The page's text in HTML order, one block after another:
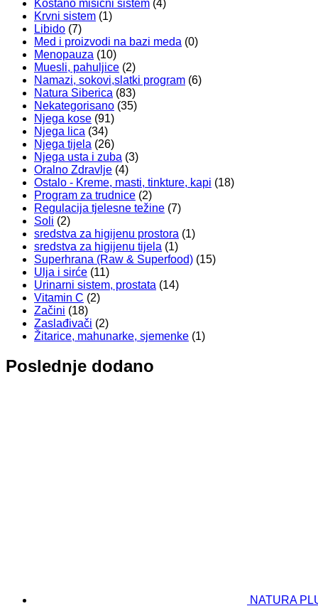
Koštano mišićni sistem (4)
Krvni sistem (1)
Libido (7)
Med i proizvodi na bazi meda (0)
Menopauza (10)
Muesli, pahuljice (2)
Namazi, sokovi,slatki program (6)
Natura Siberica (83)
Nekategorisano (35)
Njega kose (91)
Njega lica (34)
Njega tijela (26)
Njega usta i zuba (3)
Oralno Zdravlje (4)
Ostalo - Kreme, masti, tinkture, kapi (18)
Program za trudnice (2)
Regulacija tjelesne težine (7)
Soli (2)
sredstva za higijenu prostora (1)
sredstva za higijenu tijela (1)
Superhrana (Raw & Superfood) (15)
Ulja i sirće (11)
Urinarni sistem, prostata (14)
Vitamin C (2)
Začini (18)
Zaslađivači (2)
Žitarice, mahunarke, sjemenke (1)
Poslednje dodano
NATURA